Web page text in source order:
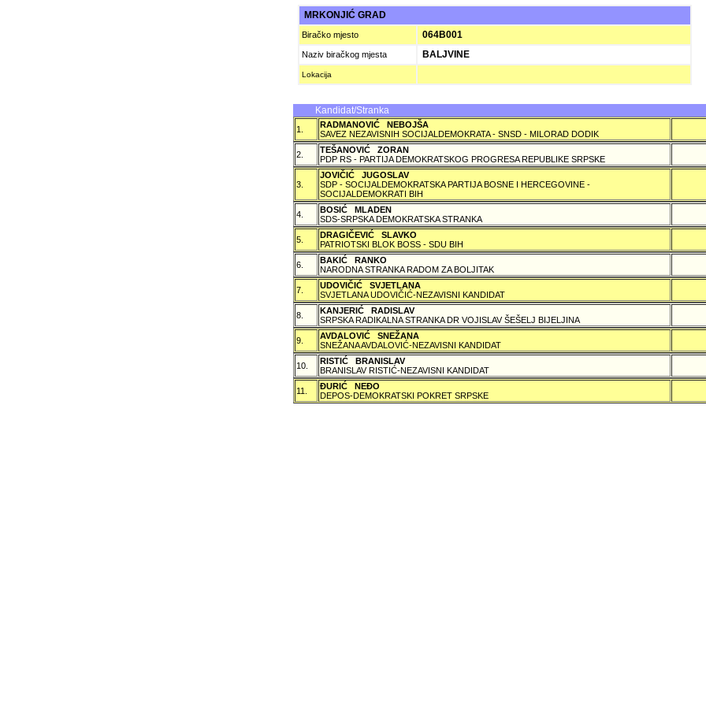
MRKONJIĆ GRAD
Biračko mjesto 064B001
Naziv biračkog mjesta BALJVINE
Lokacija
Kandidat/Stranka
1.
RADMANOVIĆ NEBOJŠA
SAVEZ NEZAVISNIH SOCIJALDEMOKRATA - SNSD - MILORAD DODIK
2.
TEŠANOVIĆ ZORAN
PDP RS - PARTIJA DEMOKRATSKOG PROGRESA REPUBLIKE SRPSKE
3.
JOVIČIĆ JUGOSLAV
SDP - SOCIJALDEMOKRATSKA PARTIJA BOSNE I HERCEGOVINE -
SOCIJALDEMOKRATI BIH
4.
BOSIĆ MLADEN
SDS-SRPSKA DEMOKRATSKA STRANKA
5.
DRAGIČEVIĆ SLAVKO
PATRIOTSKI BLOK BOSS - SDU BIH
6.
BAKIĆ RANKO
NARODNA STRANKA RADOM ZA BOLJITAK
7.
UDOVIČIĆ SVJETLANA
SVJETLANA UDOVIČIĆ-NEZAVISNI KANDIDAT
8.
KANJERIĆ RADISLAV
SRPSKA RADIKALNA STRANKA DR VOJISLAV ŠEŠELJ BIJELJINA
9.
AVDALOVIĆ SNEŽANA
SNEŽANA AVDALOVIĆ-NEZAVISNI KANDIDAT
10.
RISTIĆ BRANISLAV
BRANISLAV RISTIĆ-NEZAVISNI KANDIDAT
11.
ÐURIĆ NEÐO
DEPOS-DEMOKRATSKI POKRET SRPSKE